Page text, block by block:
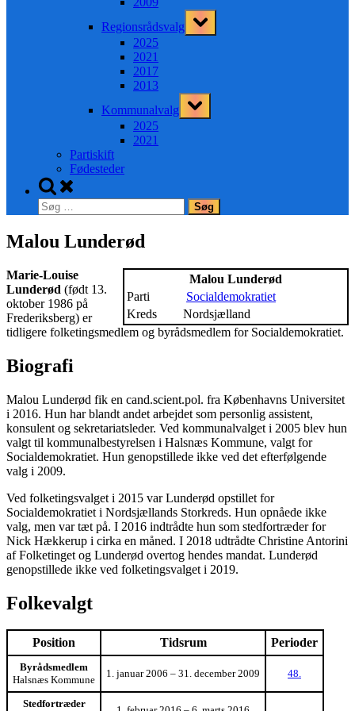
Regionsrådsvalg
Toggle
sub-
2025
2021
2017
2013
Kommunalvalg
Toggle
sub-
2025
2021
Partiskift
Fødesteder
Toggle
search
form
Søg
efter:
Malou Lunderød
Malou Lunderød
Parti
Socialdemokratiet
Kreds
Nordsjælland
Marie-Louise
Lunderød (født 13.
oktober 1986 på
Frederiksberg) er
tidligere folketingsmedlem og byrådsmedlem for Socialdemokratiet.
Biografi
Malou Lunderød fik en cand.scient.pol. fra Københavns Universitet
i 2016. Hun har blandt andet arbejdet som personlig assistent,
konsulent og sekretariatsleder. Ved kommunalvalget i 2005 blev hun
valgt til kommunalbestyrelsen i Halsnæs Kommune, valgt for
Socialdemokratiet. Hun genopstillede ikke ved det efterfølgende
valg i 2009.
Ved folketingsvalget i 2015 var Lunderød opstillet for
Socialdemokratiet i Nordsjællands Storkreds. Hun opnåede ikke
valg, men var tæt på. I 2016 indtrådte hun som stedfortræder for
Nick Hækkerup i cirka en måned. I 2018 udtrådte Christine Antorini
af Folketinget og Lunderød overtog hendes mandat. Lunderød
genopstillede ikke ved folketingsvalget i 2019.
Folkevalgt
Position Tidsrum Perioder
Byrådsmedlem
Halsnæs Kommune
1. januar 2006 – 31. december 2009 48.
Stedfortræder